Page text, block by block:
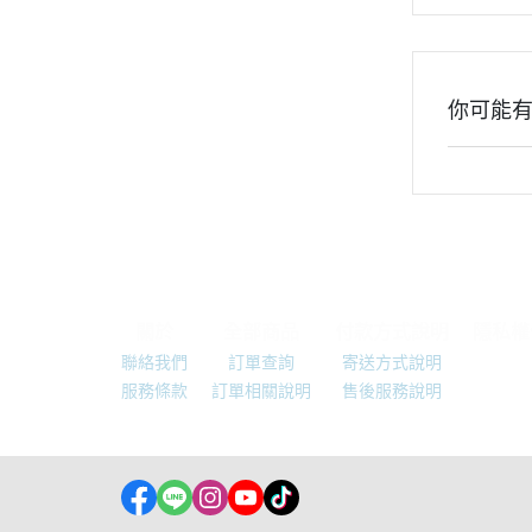
你可能
聯絡我們
服務條款
訂單查詢
訂單相關說明
寄送方式說明
售後服務說明